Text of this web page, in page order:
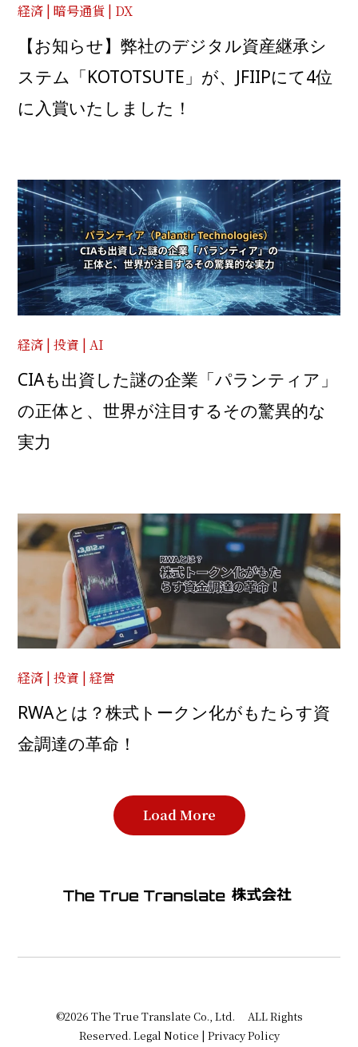
経済 | 暗号通貨 | DX
【お知らせ】弊社のデジタル資産継承シ
ステム「KOTOTSUTE」が、JFIIPにて4位
に入賞いたしました！
経済 | 投資 | AI
CIAも出資した謎の企業「パランティア」
の正体と、世界が注目するその驚異的な
実力
経済 | 投資 | 経営
RWAとは？株式トークン化がもたらす資
金調達の革命！
Load More
©2026 The True Translate Co., Ltd.
ALL Rights
Reserved. Legal Notice | Privacy Policy